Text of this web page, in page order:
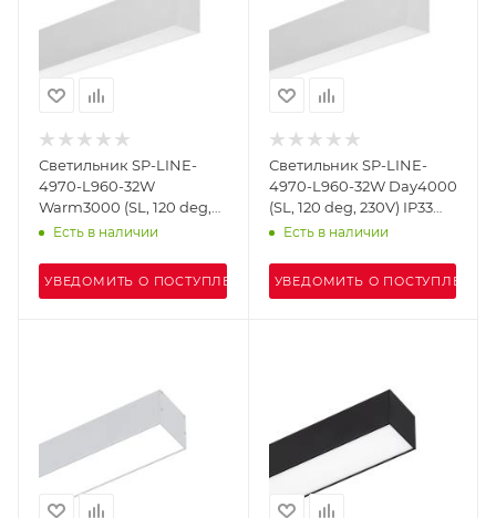
Светильник SP-LINE-
4970-L960-32W
Warm3000 (SL, 120 deg,
230V) IP33 (Arlight,
Есть в наличии
УВЕДОМИТЬ О ПОСТУПЛЕНИИ
Светильник SP-LINE-
4970-L960-32W Day4000
(SL, 120 deg, 230V) IP33
(Arlight, Металл)
Есть в наличии
УВЕДОМИТЬ О ПОСТУПЛЕНИИ